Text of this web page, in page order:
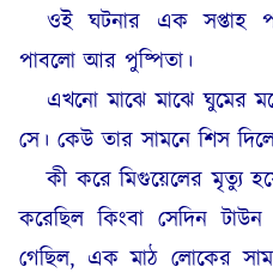
ওই ঘটনার এক সপ্তাহ
পাবলো আর পুষ্পিতা।
এখনো মাঝে মাঝে ঘুমের
সে। কেউ তার সামনে শিস
কী করে মিগুয়েলের মৃত্যু
করেছিল কিংবা সেদিন
গেছিল, এক মাঠ লোকের